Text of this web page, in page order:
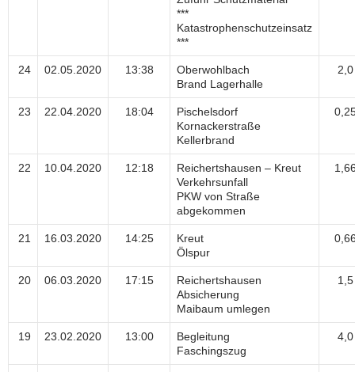
***
Katastrophenschutzeinsatz
***
24 02.05.2020 13:38
Oberwohlbach
Brand Lagerhalle
2,0
23 22.04.2020 18:04
Pischelsdorf
Kornackerstraße
Kellerbrand
22 10.04.2020 12:18
Reichertshausen – Kreut
Verkehrsunfall
PKW von Straße
abgekommen
21 16.03.2020 14:25
Kreut
Ölspur
20 06.03.2020 17:15
Reichertshausen
Absicherung
Maibaum umlegen
1,5
19 23.02.2020 13:00
Begleitung
Faschingszug
4,0